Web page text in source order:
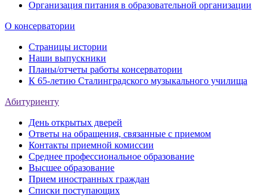
Организация питания в образовательной организации
О консерватории
Страницы истории
Наши выпускники
Планы/отчеты работы консерватории
К 65-летию Сталинградского музыкального училища
Абитуриенту
День открытых дверей
Ответы на обращения, связанные с приемом
Контакты приемной комиссии
Среднее профессиональное образование
Высшее образование
Прием иностранных граждан
Списки поступающих